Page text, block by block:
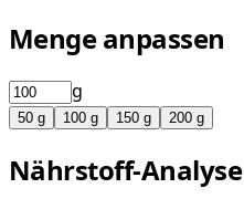
Menge anpassen
g
50 g 100 g 150 g 200 g
Nährstoff-Analyse